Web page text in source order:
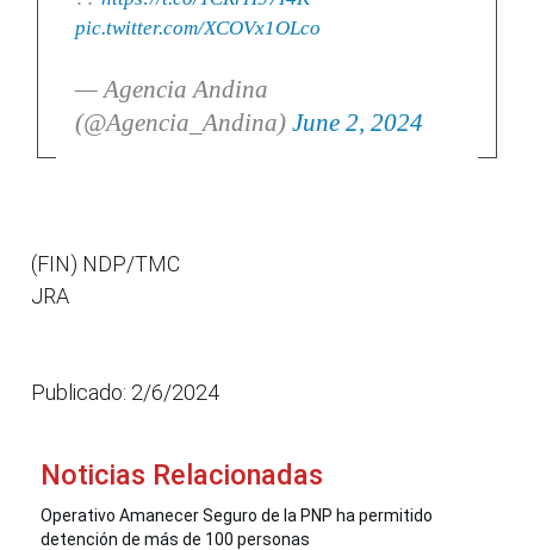
pic.twitter.com/XCOVx1OLco
— Agencia Andina
(@Agencia_Andina) June 2, 2024
(FIN) NDP/TMC
JRA
Publicado: 2/6/2024
Noticias Relacionadas
Operativo Amanecer Seguro de la PNP ha permitido
detención de más de 100 personas